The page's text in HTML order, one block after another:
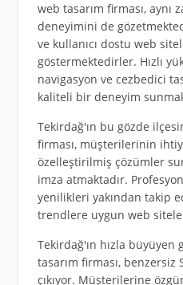
web tasarım firması, aynı
deneyimini de
ve kullanıcı dostu web
göstermektedirler. Hızlı
navigasyon ve cezbedici
kaliteli bir deneyim
Tekirdağ'ın bu gözde
firması, müşterilerinin
özelleştirilmiş çözümler
imza atmaktadır.
yenilikleri yakından takip
trendlere uygun web
Tekirdağ'ın hızla
tasarım firması, benzersiz
çıkıyor. Müşterilerine